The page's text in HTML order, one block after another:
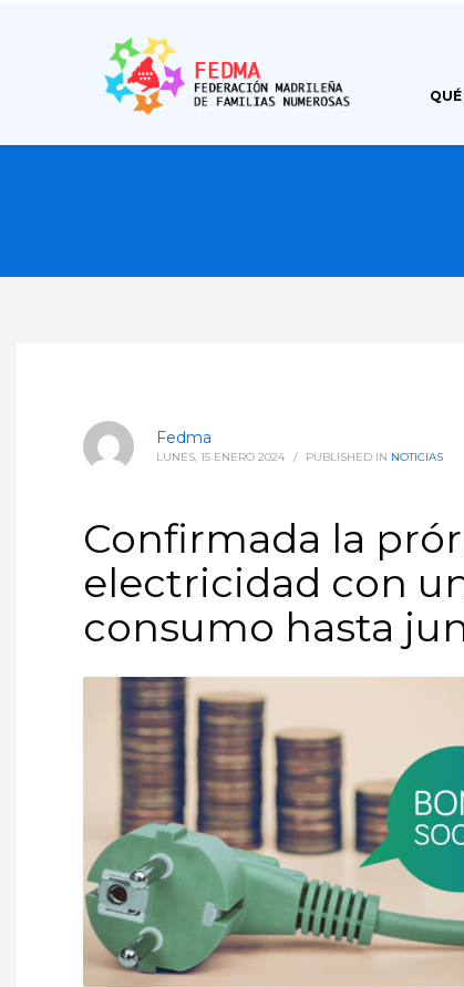
Fedma
LUNES, 15 ENERO 2024 / PUBLISHED IN NOTICIAS
Confirmada la
electricidad con
consumo hasta